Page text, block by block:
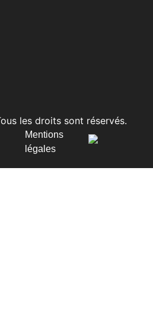
les droits sont réservés.
Mentions
légales